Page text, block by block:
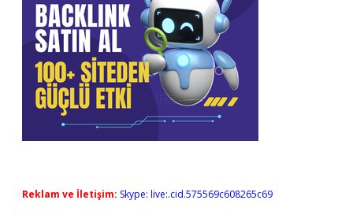
Reklam ve İletişim: Skype: live:.cid.575569c608265c69